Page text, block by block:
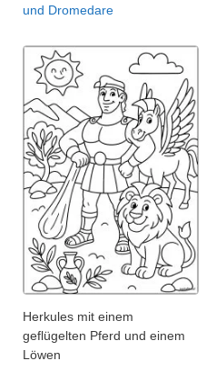
und Dromedare
Herkules mit einem
geflügelten Pferd und einem
Löwen